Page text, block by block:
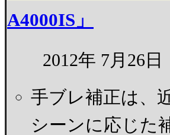
A4000IS」
2012年 7月26
手ブレ補正は、
シーンに応じた